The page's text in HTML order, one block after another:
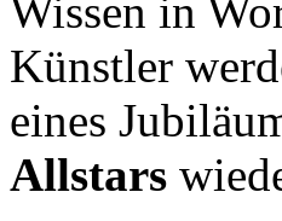
Wissen in
Künstler
eines
Allstars